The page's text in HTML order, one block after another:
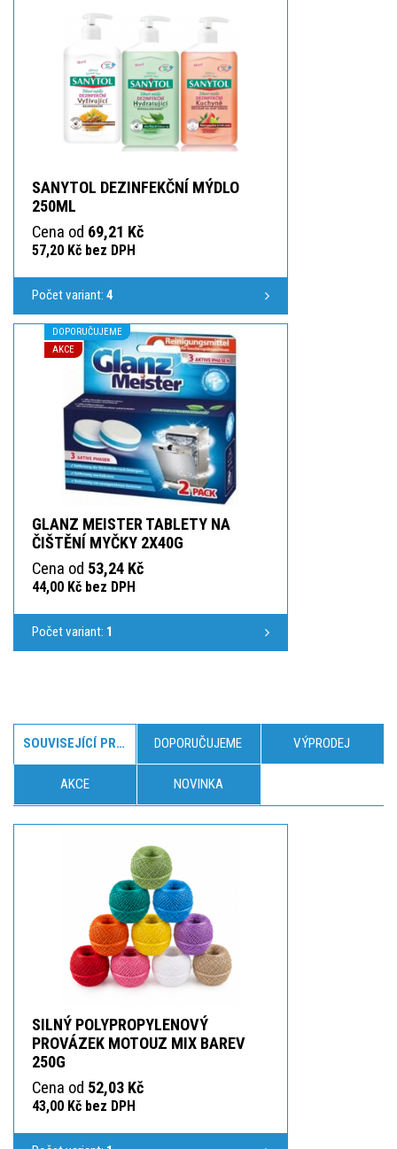
SANYTOL DEZINFEKČNÍ MÝDLO
250ML
Cena od 69,21 Kč
57,20 Kč bez DPH
Počet variant: 4
DOPORUČUJEME
AKCE
GLANZ MEISTER TABLETY NA
ČIŠTĚNÍ MYČKY 2X40G
Cena od 53,24 Kč
44,00 Kč bez DPH
Počet variant: 1
SOUVISEJÍCÍ PRODUKTY DOPORUČUJEME VÝPRODEJ
AKCE NOVINKA
SILNÝ POLYPROPYLENOVÝ
PROVÁZEK MOTOUZ MIX BAREV
250G
Cena od 52,03 Kč
43,00 Kč bez DPH